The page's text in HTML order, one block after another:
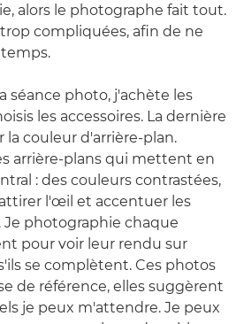
alors le photographe fait tout.
compliquées, afin de ne
séance photo, j'achète les
les accessoires. La dernière
la couleur d'arrière-plan.
arrière-plans qui mettent en
: des couleurs contrastées,
l'œil et accentuer les
Je photographie chaque
pour voir leur rendu sur
se complètent. Ces photos
de référence, elles suggèrent
je peux m'attendre. Je peux